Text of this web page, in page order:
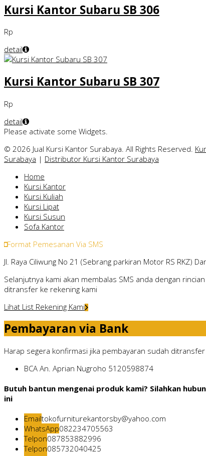
Kursi Kantor Subaru SB 306
Rp
detail
Kursi Kantor Subaru SB 307
Rp
detail
Please activate some Widgets.
© 2026 Jual Kursi Kantor Surabaya. All Rights Reserved.
Surabaya | Distributor Kursi Kantor Surabaya
Home
Kursi Kantor
Kursi Kuliah
Kursi Lipat
Kursi Susun
Sofa Kantor
Format Pemesanan Via SMS
Jl. Raya Ciliwung No 21 (Sebrang parkiran Motor RS RKZ)
Selanjutnya kami akan membalas SMS anda dengan
ditransfer ke rekening kami
Lihat List Rekening Kami
Pembayaran via Bank
Harap segera konfirmasi jika pembayaran sudah
BCA An. Aprian Nugroho 5120598874
Butuh bantun mengenai produk kami? Silahkan
ini
Emailtokofurniturekantorsby@yahoo.com
WhatsApp082234705563
Telpon087853882996
Telpon085732040425